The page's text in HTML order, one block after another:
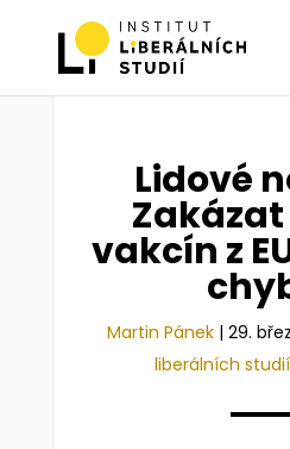
Lidové
vakcín z
Martin Pánek| 29.
liberálních